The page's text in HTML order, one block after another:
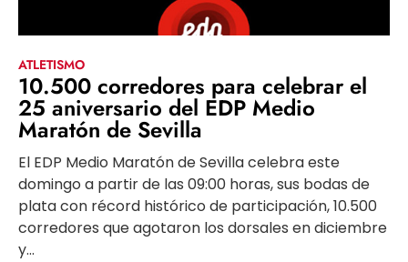
ATLETISMO
10.500 corredores para celebrar el
25 aniversario del EDP Medio
Maratón de Sevilla
El EDP Medio Maratón de Sevilla celebra este
domingo a partir de las 09:00 horas, sus bodas de
plata con récord histórico de participación, 10.500
corredores que agotaron los dorsales en diciembre
y...